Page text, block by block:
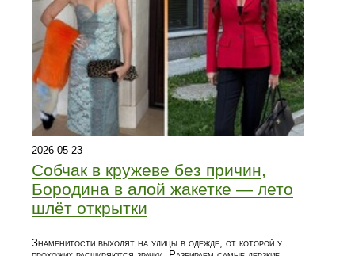
2026-05-23
Собчак в кружеве без причин,
Бородина в алой жакетке — лето
шлёт открытки
Знаменитости выходят на улицы в одежде, от которой у